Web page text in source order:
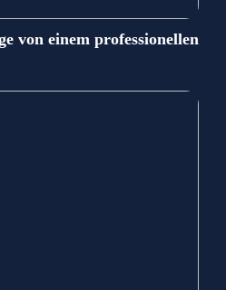
von einem professionellen